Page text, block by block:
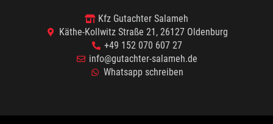
Kfz Gutachter Salameh
Käthe-Kollwitz Straße 21, 26127 Oldenburg
+49 152 070 607 27
info@gutachter-salameh.de
Whatsapp schreiben